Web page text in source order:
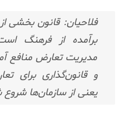
فلاحیان: قانون بخشی
برآمده از فرهنگ
مدیریت تعارض منافع
و قانون‌گذاری برای
یعنی از سازمان‌ها